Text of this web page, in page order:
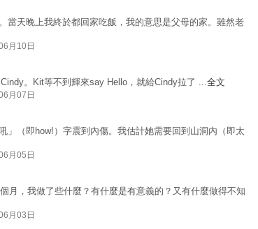
當天晚上我終於都回家吃飯，我的意思是父母的家。雖然老
月10日
。Kit等不到輝來say Hello，就給Cindy拉了 ...全文
月07日
」（即how!）字震到內傷。我估計她需要回到山洞內（即太
月05日
月，我做了些什麼？有什麼是有意義的？又有什麼做得不知
月03日